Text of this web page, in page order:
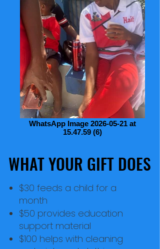
WhatsApp Image 2026-05-21 at
15.47.59 (6)
WHAT YOUR GIFT DOES
WHAT YOUR GIFT DOES
$30 feeds a child for a
month
$50 provides education
support material
$100 helps with cleaning